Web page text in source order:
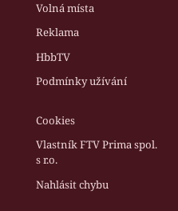
Volná místa
Reklama
HbbTV
Podmínky užívání
Cookies
Vlastník FTV Prima spol.
s r.o.
Nahlásit chybu